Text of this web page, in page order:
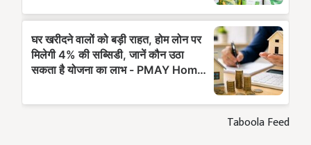
Taboola Feed